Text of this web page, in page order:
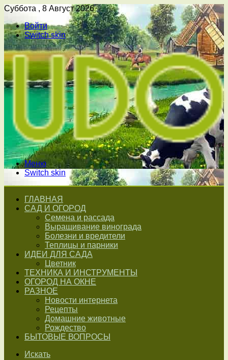
Суббота , 8 Август 2026
Войти
Switch skin
Меню
Switch skin
ГЛАВНАЯ
САД И ОГОРОД
Семена и рассада
Выращивание винограда
Болезни и вредители
Теплицы и парники
ИДЕИ ДЛЯ САДА
Цветник
ТЕХНИКА И ИНСТРУМЕНТЫ
ОГОРОД НА ОКНЕ
РАЗНОЕ
Новости интернета
Рецепты
Домашние животные
Рождество
БЫТОВЫЕ ВОПРОСЫ
Искать